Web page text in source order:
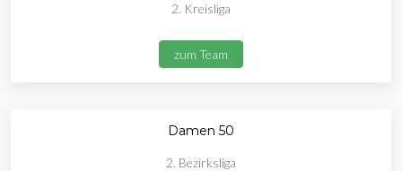
2. Kreisliga
zum Team
Damen 50
2. Bezirksliga